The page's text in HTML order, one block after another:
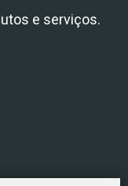
e serviços.